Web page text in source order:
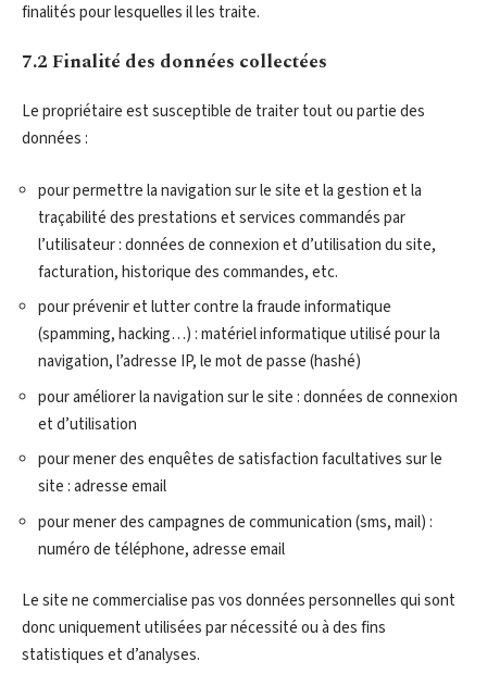
finalités pour lesquelles il les traite.
7.2 Finalité des données collectées
Le propriétaire est susceptible de traiter tout ou partie des
données :
pour permettre la navigation sur le site et la gestion et la
traçabilité des prestations et services commandés par
l’utilisateur : données de connexion et d’utilisation du site,
facturation, historique des commandes, etc.
pour prévenir et lutter contre la fraude informatique
(spamming, hacking…) : matériel informatique utilisé pour la
navigation, l’adresse IP, le mot de passe (hashé)
pour améliorer la navigation sur le site : données de connexion
et d’utilisation
pour mener des enquêtes de satisfaction facultatives sur le
site : adresse email
pour mener des campagnes de communication (sms, mail) :
numéro de téléphone, adresse email
Le site ne commercialise pas vos données personnelles qui sont
donc uniquement utilisées par nécessité ou à des fins
statistiques et d’analyses.